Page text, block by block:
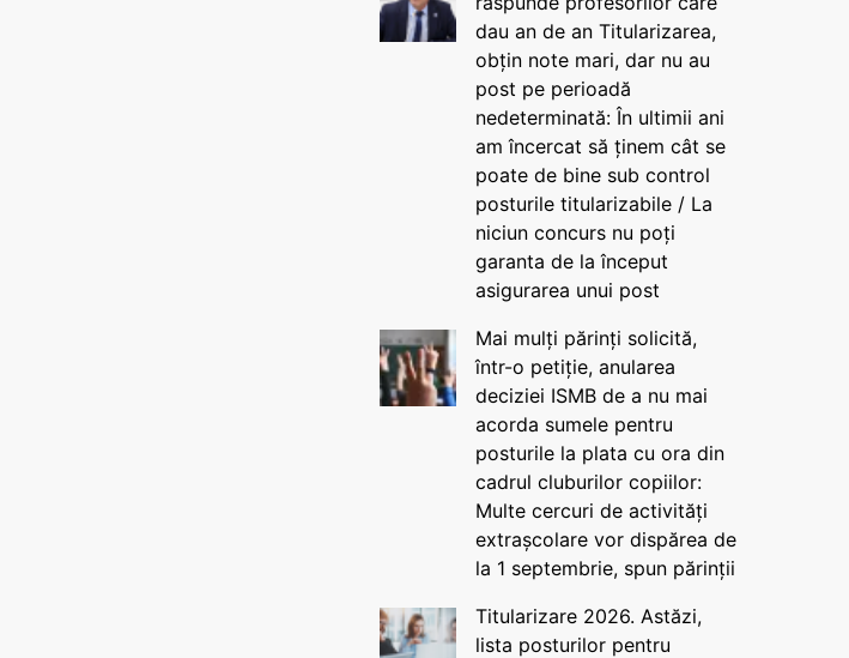
dau an de an Titularizarea,
obțin note mari, dar nu au
post pe perioadă
nedeterminată: În ultimii ani
am încercat să ținem cât se
poate de bine sub control
posturile titularizabile / La
niciun concurs nu poți
garanta de la început
asigurarea unui post
Mai mulți părinți solicită,
într-o petiție, anularea
deciziei ISMB de a nu mai
acorda sumele pentru
posturile la plata cu ora din
cadrul cluburilor copiilor:
Multe cercuri de activități
extrașcolare vor dispărea de
la 1 septembrie, spun părinții
Titularizare 2026. Astăzi,
lista posturilor pentru